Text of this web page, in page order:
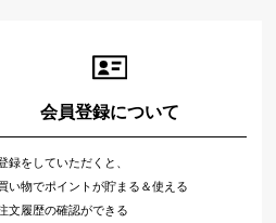
会員登録について
録をしていただくと、
い物でポイントが貯まる＆使える
文履歴の確認ができる